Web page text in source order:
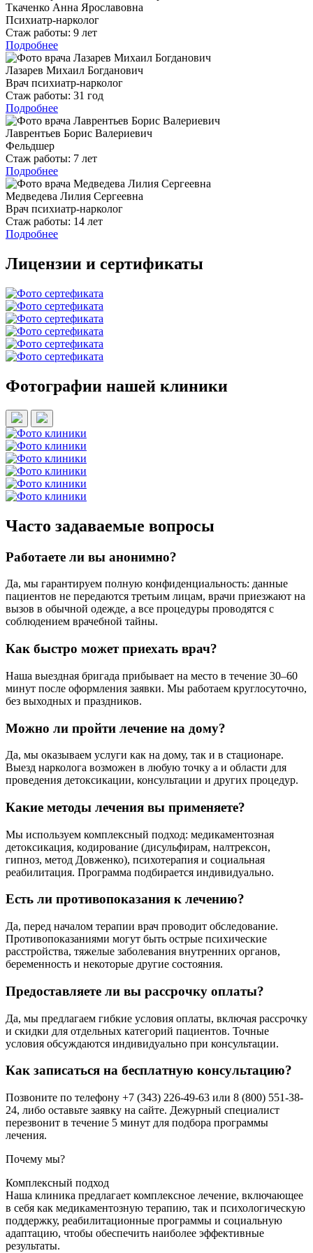
Ткаченко Анна Ярославовна
Психиатр-нарколог
Стаж работы: 9 лет
Подробнее
Лазарев Михаил Богданович
Врач психиатр-нарколог
Стаж работы: 31 год
Подробнее
Лаврентьев Борис Валериевич
Фельдшер
Стаж работы: 7 лет
Подробнее
Медведева Лилия Сергеевна
Врач психиатр-нарколог
Стаж работы: 14 лет
Подробнее
Лицензии и сертификаты
Фотографии нашей клиники
Часто задаваемые вопросы
Работаете ли вы анонимно?
Да, мы гарантируем полную конфиденциальность: данные
пациентов не передаются третьим лицам, врачи приезжают на
вызов в обычной одежде, а все процедуры проводятся с
соблюдением врачебной тайны.
Как быстро может приехать врач?
Наша выездная бригада прибывает на место в течение 30–60
минут после оформления заявки. Мы работаем круглосуточно,
без выходных и праздников.
Можно ли пройти лечение на дому?
Да, мы оказываем услуги как на дому, так и в стационаре.
Выезд нарколога возможен в любую точку а и области для
проведения детоксикации, консультации и других процедур.
Какие методы лечения вы применяете?
Мы используем комплексный подход: медикаментозная
детоксикация, кодирование (дисульфирам, налтрексон,
гипноз, метод Довженко), психотерапия и социальная
реабилитация. Программа подбирается индивидуально.
Есть ли противопоказания к лечению?
Да, перед началом терапии врач проводит обследование.
Противопоказаниями могут быть острые психические
расстройства, тяжелые заболевания внутренних органов,
беременность и некоторые другие состояния.
Предоставляете ли вы рассрочку оплаты?
Да, мы предлагаем гибкие условия оплаты, включая рассрочку
и скидки для отдельных категорий пациентов. Точные
условия обсуждаются индивидуально при консультации.
Как записаться на бесплатную консультацию?
Позвоните по телефону +7 (343) 226-49-63 или 8 (800) 551-38-
24, либо оставьте заявку на сайте. Дежурный специалист
перезвонит в течение 5 минут для подбора программы
лечения.
Почему мы?
Комплексный подход
Наша клиника предлагает комплексное лечение, включающее
в себя как медикаментозную терапию, так и психологическую
поддержку, реабилитационные программы и социальную
адаптацию, чтобы обеспечить наиболее эффективные
результаты.